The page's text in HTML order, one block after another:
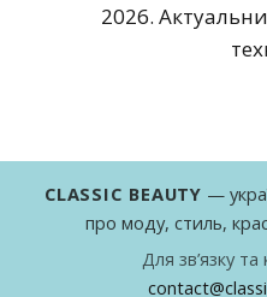
2026.
CLASSIC BEAUTY —
про моду, стиль,
Для зв’язку